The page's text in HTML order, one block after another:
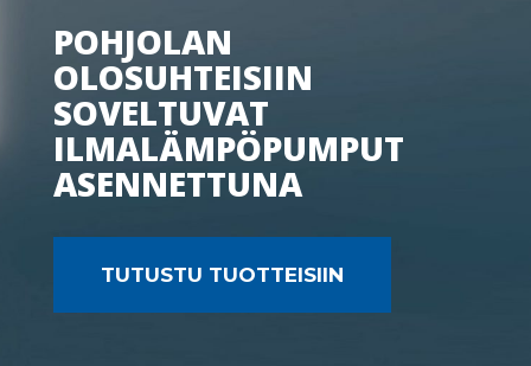
POHJOLAN
OLOSUHTEISIIN
SOVELTUVAT
ILMALÄMPÖPUMPUT
ASENNETTUNA
TUTUSTU TUOTTEISIIN